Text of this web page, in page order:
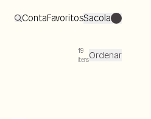
ContaFavoritosSacola
19
itensOrdenar